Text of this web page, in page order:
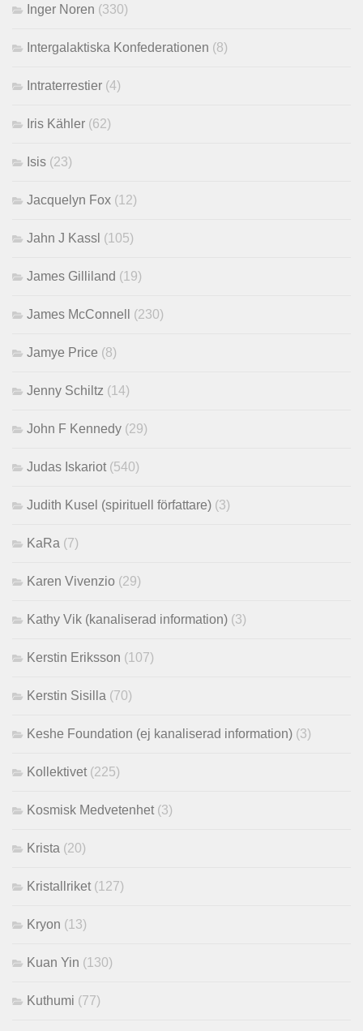
Inger Noren (330)
Intergalaktiska Konfederationen (8)
Intraterrestier (4)
Iris Kähler (62)
Isis (23)
Jacquelyn Fox (12)
Jahn J Kassl (105)
James Gilliland (19)
James McConnell (230)
Jamye Price (8)
Jenny Schiltz (14)
John F Kennedy (29)
Judas Iskariot (540)
Judith Kusel (spirituell författare) (3)
KaRa (7)
Karen Vivenzio (29)
Kathy Vik (kanaliserad information) (3)
Kerstin Eriksson (107)
Kerstin Sisilla (70)
Keshe Foundation (ej kanaliserad information) (3)
Kollektivet (225)
Kosmisk Medvetenhet (3)
Krista (20)
Kristallriket (127)
Kryon (13)
Kuan Yin (130)
Kuthumi (77)